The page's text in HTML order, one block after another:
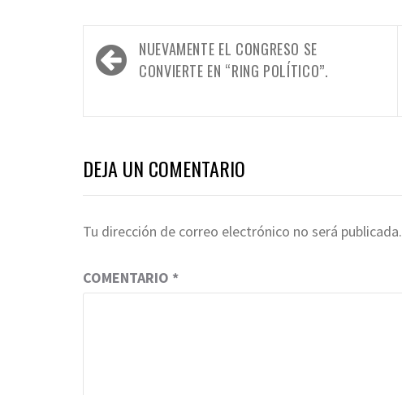
Navegación
de
NUEVAMENTE EL CONGRESO SE
CONVIERTE EN “RING POLÍTICO”.
DEJA UN COMENTARIO
Tu dirección de correo electrónico no será publicada.
COMENTARIO *